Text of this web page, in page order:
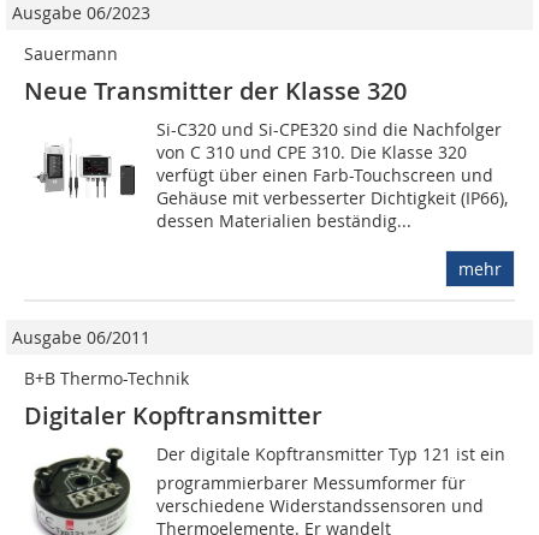
Ausgabe 06/2023
Sauermann
Neue Transmitter der Klasse 320
Si-C320 und Si-CPE320 sind die Nachfolger
von C 310 und CPE 310. Die Klasse 320
verfügt über einen Farb-Touchscreen und
Gehäuse mit verbesserter Dichtigkeit (IP66),
dessen Materialien beständig...
mehr
Ausgabe 06/2011
B+B Thermo-Technik
Digitaler Kopftransmitter
Der digitale Kopftransmitter Typ 121 ist ein
programmierbarer Messumformer für
verschiedene Widerstandssensoren und
Thermoelemente. Er wandelt